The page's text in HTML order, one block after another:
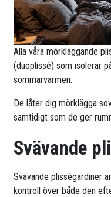
Alla våra mörkläggande
(duoplissé) som isolerar
sommarvärmen.
De låter dig mörklägga
samtidigt som de ger
Svävande
Svävande plisségardiner
kontroll över både den